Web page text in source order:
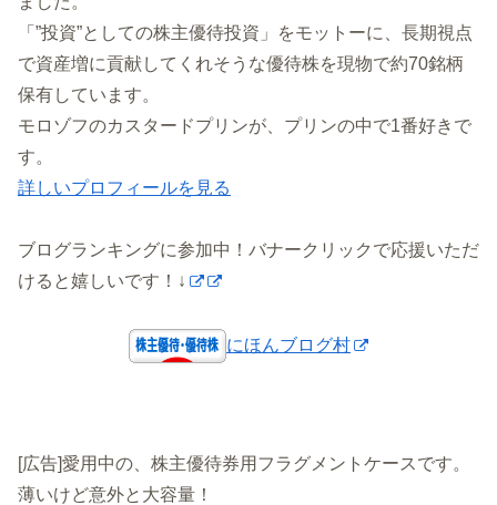
「”投資”としての株主優待投資」をモットーに、長期視点
で資産増に貢献してくれそうな優待株を現物で約70銘柄
保有しています。
モロゾフのカスタードプリンが、プリンの中で1番好きで
す。
詳しいプロフィールを見る
ブログランキングに参加中！バナークリックで応援いただ
けると嬉しいです！↓
にほんブログ村
[広告]愛用中の、株主優待券用フラグメントケースです。
薄いけど意外と大容量！